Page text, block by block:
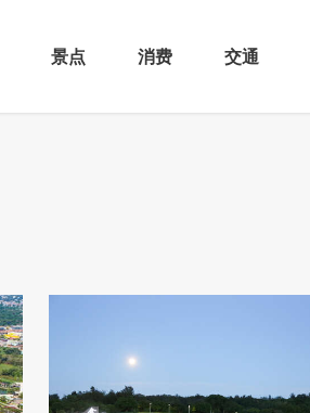
景点 消费 交通